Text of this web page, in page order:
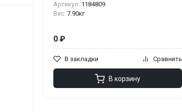
Артикул: 1184809
Вес: 7.90кг
0 ₽
В закладки Сравнить
В корзину